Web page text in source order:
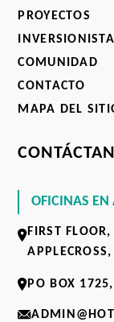
PROYECTOS
COMUNIDAD
CONTACTO
MAPA DEL
OFICINAS EN
FIRST
PO BOX